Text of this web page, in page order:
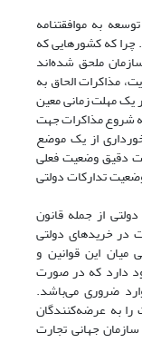
به موافقتنامه
چرا که کشورهایی که
ملحق شده‌اند
مذاکرات الحاق به
یک مهلت زمانی معین
شروع مذاکرات جهت
از یک موضع
دقیق وضعیت فعلی
تدارکات دولتی
از جمله قانون
در خریدهای دولتی
این قوانین و
دارد که در صورت
ضروری می‌باشد.
را به عرضه‌کنندگان
جهانی تجارت